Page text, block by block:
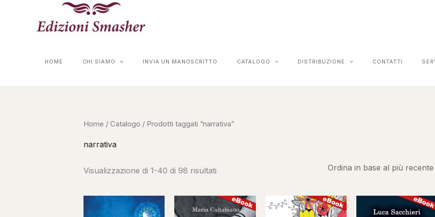
contenuto
HOME CHI SIAMO INVIA UN MANOSCRITTO CATALOGO DISTRIBUZIONE CONTATTI
Home / Catalogo / Prodotti taggati “narrativa”
narrativa
Visualizzazione di 1-40 di 98 risultati